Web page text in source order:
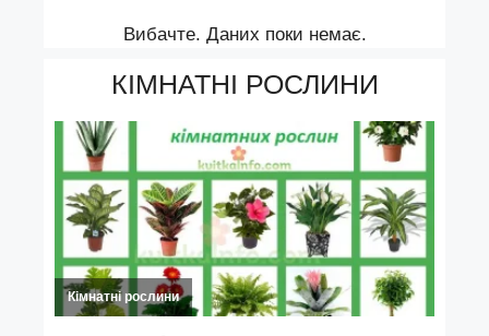
Вибачте. Даних поки немає.
КІМНАТНІ РОСЛИНИ